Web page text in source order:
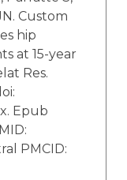
Custom
hip
at 15-year
Res.
Epub
PMCID: